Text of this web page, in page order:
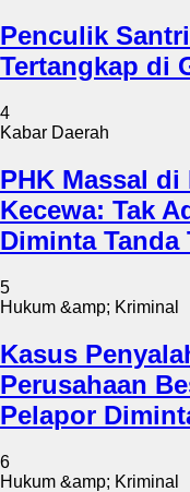
Penculik
Tertangkap di
4
Kabar Daerah
PHK Massal di
Kecewa: Tak
Diminta Tanda
5
Hukum &amp; Kriminal
Kasus
Perusahaan
Pelapor
6
Hukum &amp; Kriminal